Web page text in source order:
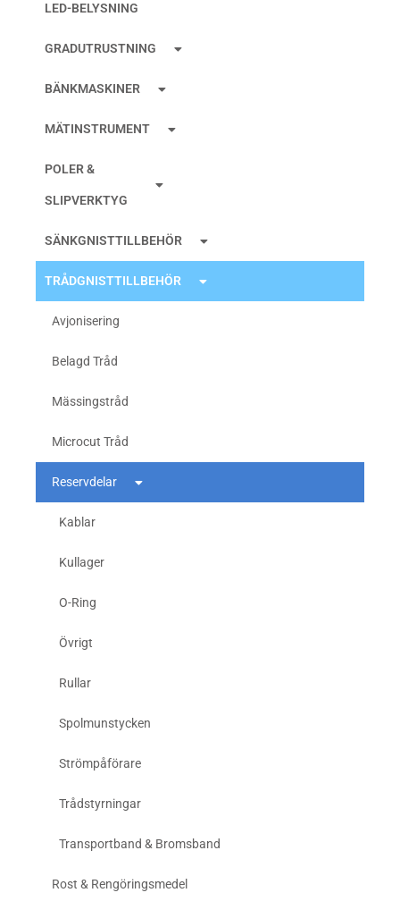
LED-BELYSNING
GRADUTRUSTNING
BÄNKMASKINER
MÄTINSTRUMENT
POLER &
SLIPVERKTYG
SÄNKGNISTTILLBEHÖR
TRÅDGNISTTILLBEHÖR
Avjonisering
Belagd Tråd
Mässingstråd
Microcut Tråd
Reservdelar
Kablar
Kullager
O-Ring
Övrigt
Rullar
Spolmunstycken
Strömpåförare
Trådstyrningar
Transportband & Bromsband
Rost & Rengöringsmedel